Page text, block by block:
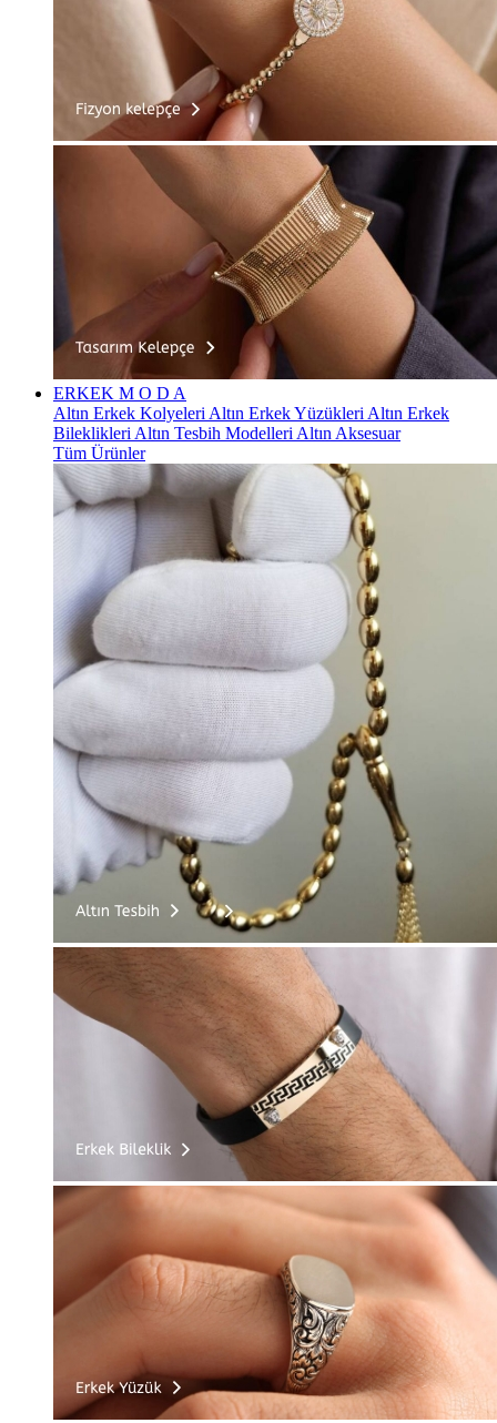
ERKEK M O D A
Altın Erkek Kolyeleri Altın Erkek Yüzükleri Altın Erkek
Bileklikleri Altın Tesbih Modelleri Altın Aksesuar
Tüm Ürünler